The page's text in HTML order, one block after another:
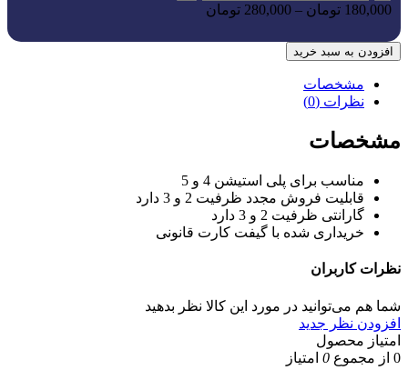
180,000 تومان –
280,000 تومان
افزودن به سبد خرید
مشخصات
نظرات (0)
مشخصات
مناسب برای پلی استیشن 4 و 5
قابلیت فروش مجدد ظرفیت 2 و 3 دارد
گارانتی ظرفیت 2 و 3 دارد
خریداری شده با گیفت کارت قانونی
نظراتکاربران
شما هم می‌توانید در مورد این کالا نظر بدهید
افزودن نظر جدید
امتیاز محصول
0 از مجموع 0 امتیاز